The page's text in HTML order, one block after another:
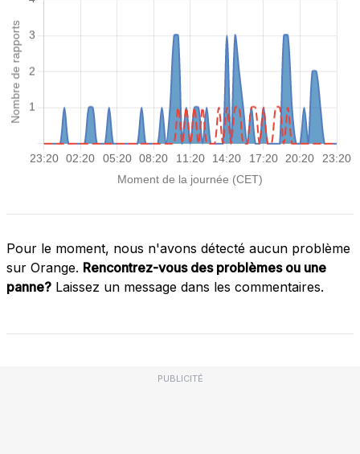
Pour le moment, nous n'avons détecté aucun problème
sur Orange. Rencontrez-vous des problèmes ou une
panne? Laissez un message dans les commentaires.
PUBLICITÉ